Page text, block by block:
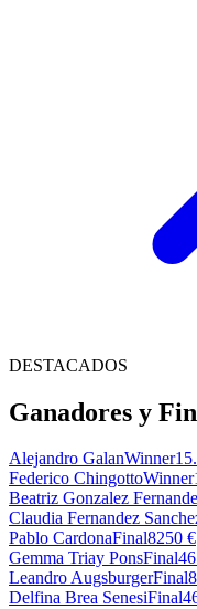
DESTACADOS
Ganadores y
Alejandro GalanWinner
Federico ChingottoWinner
Beatriz Gonzalez
Claudia Fernandez
Pablo CardonaFinal8250 €
Gemma Triay PonsFinal
Leandro AugsburgerFinal
Delfina Brea SenesiFinal